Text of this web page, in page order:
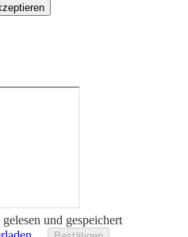
und gespeichert